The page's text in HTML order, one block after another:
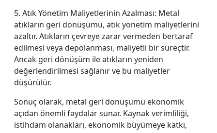
5. Atık Yönetim Maliyetlerinin Azalması: Metal
atıkların geri dönüşümü, atık yönetim maliyetlerini
azaltır. Atıkların çevreye zarar vermeden bertaraf
edilmesi veya depolanması, maliyetli bir süreçtir.
Ancak geri dönüşüm ile atıkların yeniden
değerlendirilmesi sağlanır ve bu maliyetler
düşürülür.
Sonuç olarak, metal geri dönüşümü ekonomik
açıdan önemli faydalar sunar. Kaynak verimliliği,
istihdam olanakları, ekonomik büyümeye katkı,